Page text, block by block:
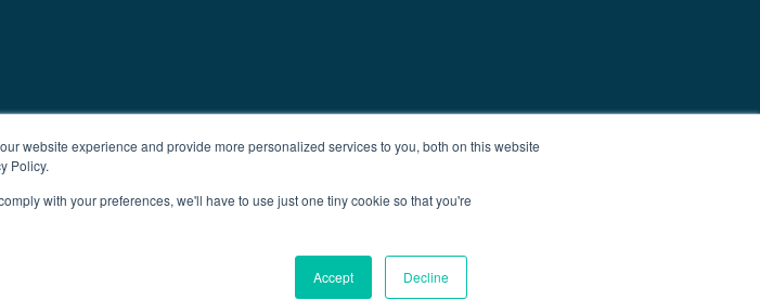
website experience and provide more personalized services to you, both on this website
Policy.
with your preferences, we'll have to use just one tiny cookie so that you're
Accept Decline